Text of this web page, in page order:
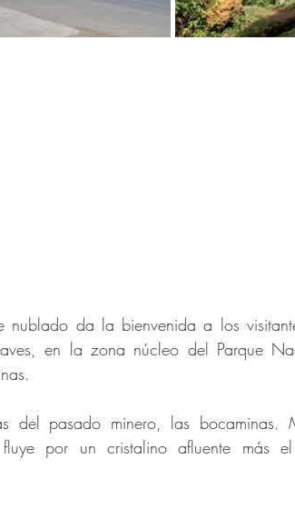
nublado da la bienvenida a los
en la zona núcleo del Parque
del pasado minero, las bocaminas.
por un cristalino afluente más